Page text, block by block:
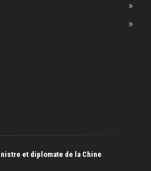
et diplomate de la Chine